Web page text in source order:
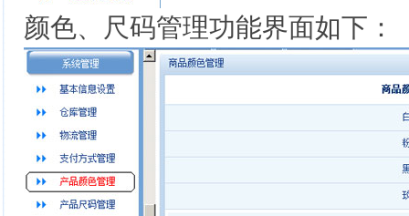
颜色、尺码管理功能界面如下：